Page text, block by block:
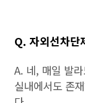
Q. 자외선차단
A. 네, 매일 발
실내에서도 존